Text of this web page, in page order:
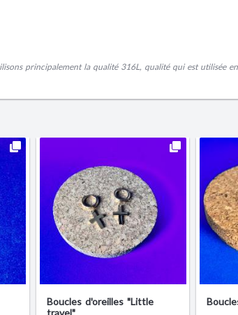
principalement la qualité 316L, qualité qui est utilisée
Boucles d'oreilles "Little
travel"